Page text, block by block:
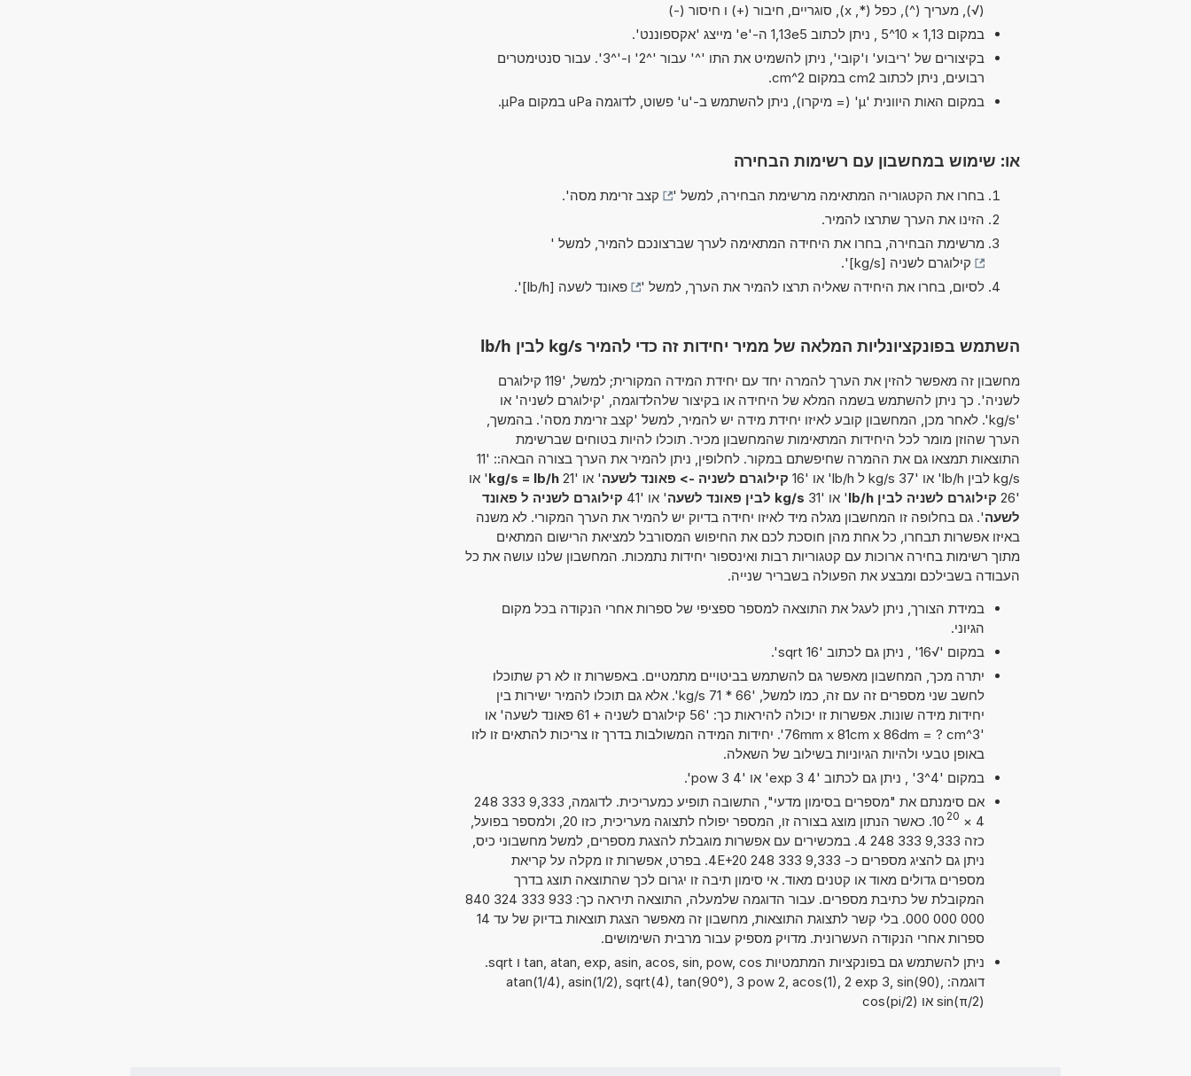
(√), מעריך (^), כפל (*, x), סוגריים, חיבור (+) ו חיסור (-)
במקום 1,13 × 10^5 , ניתן לכתוב 1,13e5 ה-'e' מייצג 'אקספוננט'.
בקיצורים של 'ריבוע' ו'קובי', ניתן להשמיט את התו '^' עבור '^2' ו-'^3'. עבור סנטימטרים
רבועים, ניתן לכתוב cm2 במקום cm^2.
במקום האות היוונית 'µ' (= מיקרו), ניתן להשתמש ב-'u' פשוט, לדוגמה uPa במקום µPa.
או: שימוש במחשבון עם רשימות הבחירה
בחרו את הקטגוריה המתאימה מרשימת הבחירה, למשל ' קצב זרימת מסה'.
הזינו את הערך שתרצו להמיר.
מרשימת הבחירה, בחרו את היחידה המתאימה לערך שברצונכם להמיר, למשל '
קילוגרם לשניה [kg/s]
'.
לסיום, בחרו את היחידה שאליה תרצו להמיר את הערך, למשל '
פאונד לשעה [lb/h] '.
השתמש בפונקציונליות המלאה של ממיר יחידות זה כדי להמיר kg/s לבין lb/h
מחשבון זה מאפשר להזין את הערך להמרה יחד עם יחידת המידה המקורית; למשל, '119 קילוגרם
לשניה'. כך ניתן להשתמש בשמה המלא של היחידה או בקיצור שלהלדוגמה, 'קילוגרם לשניה' או
'kg/s'. לאחר מכן, המחשבון קובע לאיזו יחידת מידה יש להמיר, למשל 'קצב זרימת מסה'. בהמשך,
הערך שהוזן מומר לכל היחידות המתאימות שהמחשבון מכיר. תוכלו להיות בטוחים שברשימת
התוצאות תמצאו גם את ההמרה שחיפשתם במקור. לחלופין, ניתן להמיר את הערך בצורה הבאה:: '11
kg/s לבין lb/h' או '37 kg/s ל lb/h' או '16
קילוגרם לשניה -> פאונד לשעה' או '21 kg/s = lb/h' או
'26
קילוגרם לשניה לבין lb/h ' או '31 kg/s לבין פאונד לשעה ' או '41
קילוגרם לשניה ל פאונד
לשעה'. גם בחלופה זו המחשבון מגלה מיד לאיזו יחידה בדיוק יש להמיר את הערך המקורי. לא משנה
באיזו אפשרות תבחרו, כל אחת מהן חוסכת לכם את החיפוש המסורבל למציאת הרישום המתאים
מתוך רשימות בחירה ארוכות עם קטגוריות רבות ואינספור יחידות נתמכות. המחשבון שלנו עושה את כל
העבודה בשבילכם ומבצע את הפעולה בשבריר שנייה.
במידת הצורך, ניתן לעגל את התוצאה למספר ספציפי של ספרות אחרי הנקודה בכל מקום
הגיוני.
במקום '√16' , ניתן גם לכתוב 'sqrt 16'.
יתרה מכך, המחשבון מאפשר גם להשתמש בביטויים מתמטיים. באפשרות זו לא רק שתוכלו
לחשב שני מספרים זה עם זה, כמו למשל, '66 * 71 kg/s'. אלא גם תוכלו להמיר ישירות בין
יחידות מידה שונות. אפשרות זו יכולה להיראות כך: '56 קילוגרם לשניה + 61 פאונד לשעה' או
'76mm x 81cm x 86dm = ? cm^3'. יחידות המידה המשולבות בדרך זו צריכות להתאים זו לזו
באופן טבעי ולהיות הגיוניות בשילוב של השאלה.
במקום '4^3' , ניתן גם לכתוב '4 exp 3' או '4 pow 3'.
אם סימנתם את "מספרים בסימון מדעי", התשובה תופיע כמעריכית. לדוגמה, 9,333 333 248
4
×
10 20
. כאשר הנתון מוצג בצורה זו, המספר יפולח לתצוגה מעריכית, כזו 20, ולמספר בפועל,
כזה 9,333 333 248 4. במכשירים עם אפשרות מוגבלת להצגת מספרים, למשל מחשבוני כיס,
ניתן גם להציג מספרים כ- 9,333 333 248 4E+20. בפרט, אפשרות זו מקלה על קריאת
מספרים גדולים מאוד או קטנים מאוד. אי סימון תיבה זו יגרום לכך שהתוצאה תוצג בדרך
המקובלת של כתיבת מספרים. עבור הדוגמה שלמעלה, התוצאה תיראה כך: 933 333 324 840
000 000 000. בלי קשר לתצוגת התוצאות, מחשבון זה מאפשר הצגת תוצאות בדיוק של עד 14
ספרות אחרי הנקודה העשרונית. מדויק מספיק עבור מרבית השימושים.
ניתן להשתמש גם בפונקציות המתמטיות tan, atan, exp, asin, acos, sin, pow, cos ו sqrt.
דוגמה: atan(1/4), asin(1/2), sqrt(4), tan(90°), 3 pow 2, acos(1), 2 exp 3, sin(90),
sin(π/2) או cos(pi/2)